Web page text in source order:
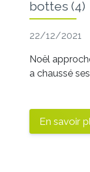
bottes (4)
22/12/2021
Noël
a chaussé
En savoir